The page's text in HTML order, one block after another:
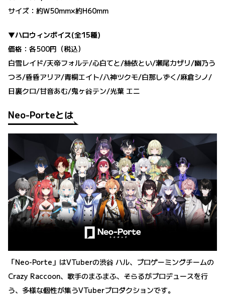
サイズ：約W50mm×約H60mm
▼ハロウィンボイス(全15種)
価格：各500円（税込）
白雪レイド/天帝フォルテ/心白てと/絲依とい/瀬尾カザリ/幽乃う
つろ/昏昏アリア/青桐エイト/八神ツクモ/白那しずく/麻倉シノ/
日裏クロ/甘音あむ/鬼ヶ谷テン/光葉 エニ
Neo-Porteとは
「Neo-Porte」はVTuberの渋谷 ハル、プロゲーミングチームの
Crazy Raccoon、歌手のまふまふ、そらるがプロデュースを行
う、多様な個性が集うVTuberプロダクションです。